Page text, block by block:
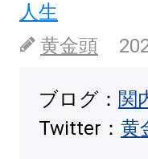
人生
黄金頭
ブログ： 関
Twitter： 黄